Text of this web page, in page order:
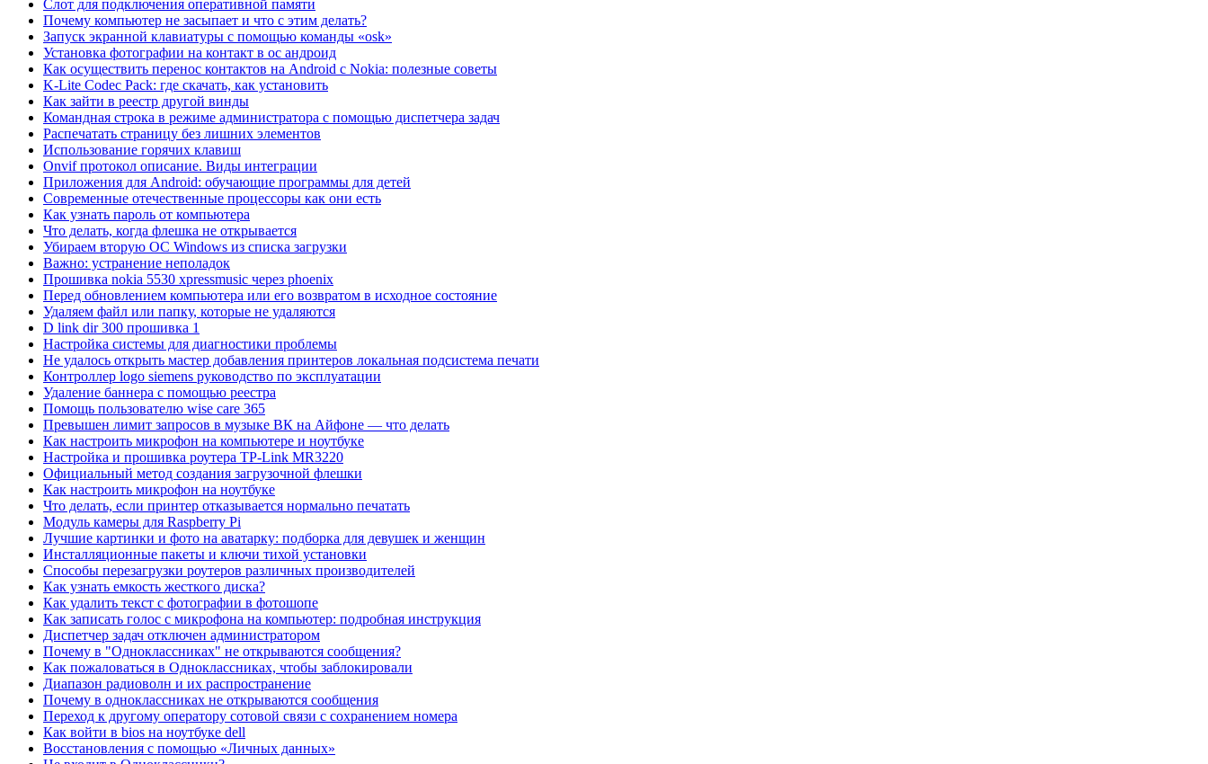
Слот для подключения оперативной памяти
Почему компьютер не засыпает и что с этим делать?
Запуск экранной клавиатуры с помощью команды «osk»
Установка фотографии на контакт в ос андроид
Как осуществить перенос контактов на Android с Nokia: полезные советы
K-Lite Codec Pack: где скачать, как установить
Как зайти в реестр другой винды
Командная строка в режиме администратора с помощью диспетчера задач
Распечатать страницу без лишних элементов
Использование горячих клавиш
Onvif протокол описание. Виды интеграции
Приложения для Android: обучающие программы для детей
Современные отечественные процессоры как они есть
Как узнать пароль от компьютера
Что делать, когда флешка не открывается
Убираем вторую ОС Windows из списка загрузки
Важно: устранение неполадок
Прошивка nokia 5530 xpressmusic через phoenix
Перед обновлением компьютера или его возвратом в исходное состояние
Удаляем файл или папку, которые не удаляются
D link dir 300 прошивка 1
Настройка системы для диагностики проблемы
Не удалось открыть мастер добавления принтеров локальная подсистема печати
Контроллер logo siemens руководство по эксплуатации
Удаление баннера с помощью реестра
Помощь пользователю wise care 365
Превышен лимит запросов в музыке ВК на Айфоне — что делать
Как настроить микрофон на компьютере и ноутбуке
Настройка и прошивка роутера TP-Link MR3220
Официальный метод создания загрузочной флешки
Как настроить микрофон на ноутбуке
Что делать, если принтер отказывается нормально печатать
Модуль камеры для Raspberry Pi
Лучшие картинки и фото на аватарку: подборка для девушек и женщин
Инсталляционные пакеты и ключи тихой установки
Способы перезагрузки роутеров различных производителей
Как узнать емкость жесткого диска?
Как удалить текст с фотографии в фотошопе
Как записать голос с микрофона на компьютер: подробная инструкция
Диспетчер задач отключен администратором
Почему в "Одноклассниках" не открываются сообщения?
Как пожаловаться в Одноклассниках, чтобы заблокировали
Диапазон радиоволн и их распространение
Почему в одноклассниках не открываются сообщения
Переход к другому оператору сотовой связи с сохранением номера
Как войти в bios на ноутбуке dell
Восстановления с помощью «Личных данных»